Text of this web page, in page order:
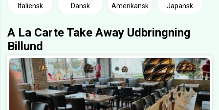
Italiensk Dansk Amerikansk Japansk
A La Carte Take Away Udbringning
Billund